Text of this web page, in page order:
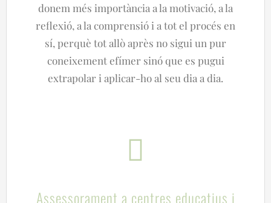
donem més importància a la motivació, a la
reflexió, a la comprensió i a tot el procés en
sí, perquè tot allò après no sigui un pur
coneixement efímer sinó que es pugui
extrapolar i aplicar-ho al seu dia a dia.
Assessorament a centres educatius i